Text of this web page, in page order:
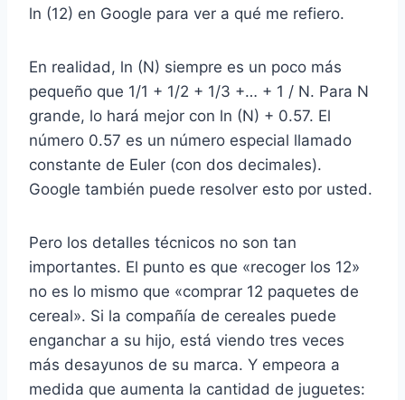
ln (12) en Google para ver a qué me refiero.
En realidad, ln (N) siempre es un poco más
pequeño que 1/1 + 1/2 + 1/3 +… + 1 / N. Para N
grande, lo hará mejor con ln (N) + 0.57. El
número 0.57 es un número especial llamado
constante de Euler (con dos decimales).
Google también puede resolver esto por usted.
Pero los detalles técnicos no son tan
importantes. El punto es que «recoger los 12»
no es lo mismo que «comprar 12 paquetes de
cereal». Si la compañía de cereales puede
enganchar a su hijo, está viendo tres veces
más desayunos de su marca. Y empeora a
medida que aumenta la cantidad de juguetes: